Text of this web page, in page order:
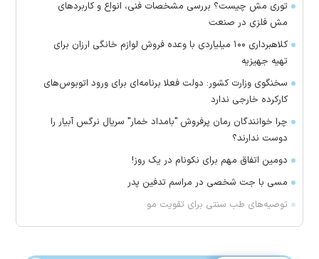
توری مش چیست؟ بررسی مشخصات فنی، انواع و کاربردهای
مش فلزی در صنعت
کلاهبرداری ۱۰۰ میلیاردی با وعده فروش لوازم خانگی ارزان برای
تهیه جهیزیه
سخنگوی وزارت کشور: دولت فعلا برنامه‌ای برای ورود اتوبوس‌های
کارکرده خارجی ندارد
چرا خوانندگان رمان پرفروش "بامداد خمار" سریال نرگس آبیار را
دوست ندارند؟
دومین اتفاق مهم برای نکونام در یک روز!
مسی با جت شخصی در مراسم تدفین پدر
توصیه‌های طب سنتی برای تقویت مو